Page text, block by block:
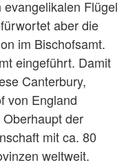
Flügel
aber die
im Bischofsamt.
eingeführt. Damit
Canterbury,
von England
Oberhaupt der
mit ca. 80
weltweit.